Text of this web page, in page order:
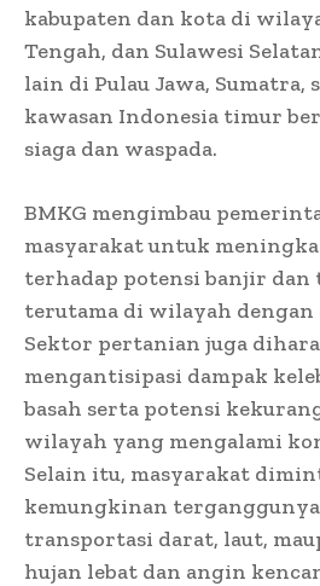
kabupaten dan kota di
Tengah, dan Sulawesi
lain di Pulau Jawa, Sumatra,
kawasan Indonesia timur
siaga dan waspada.
BMKG mengimbau
masyarakat untuk
terhadap potensi banjir dan
terutama di wilayah
Sektor pertanian juga
mengantisipasi dampak
basah serta potensi
wilayah yang mengalami
Selain itu, masyarakat
kemungkinan
transportasi darat, laut,
hujan lebat dan angin